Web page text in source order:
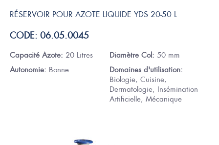
RÉSERVOIR POUR AZOTE LIQUIDE YDS 20-50 L
CODE: 06.05.0045
Capacité Azote: 20 Litres Diamètre Col: 50 mm
Autonomie: Bonne
Domaines d'utilisation:
Biologie, Cuisine,
Dermatologie, Insémination
Artificielle, Mécanique